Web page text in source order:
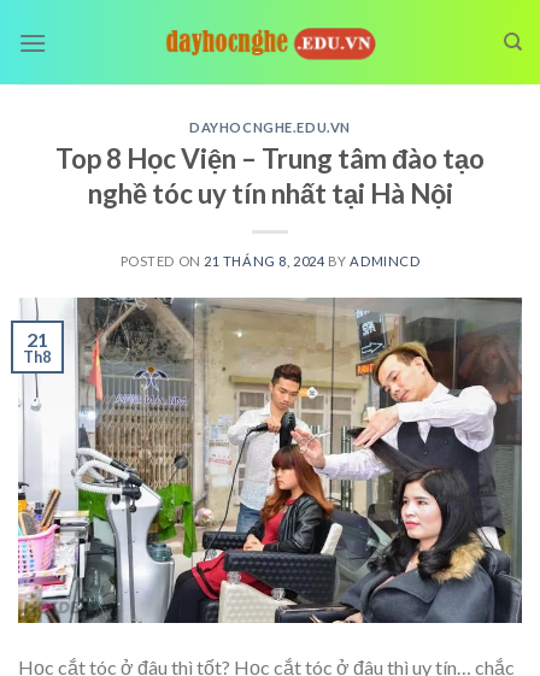
DAYHOCNGHE.EDU.VN
Top 8 Học Viện – Trung tâm đào tạo
nghề tóc uy tín nhất tại Hà Nội
POSTED ON 21 THÁNG 8, 2024 BY ADMINCD
21
Th8
Học cắt tóc ở đâu thì tốt? Học cắt tóc ở đâu thì uy tín… chắc